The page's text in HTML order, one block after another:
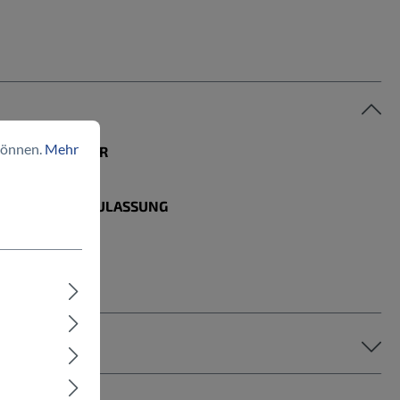
MODELLJAHR
STRASSENZULASSUNG
Mehr